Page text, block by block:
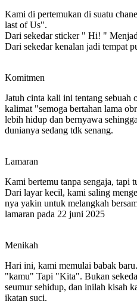
Kami di pertemukan di suatu
last of Us".
Dari sekedar sticker " Hi! "
Dari sekedar kenalan jadi tempat
Komitmen
Jatuh cinta kali ini tentang sebuah
kalimat "semoga bertahan lama
lebih hidup dan bernyawa
dunianya sedang tdk senang.
Lamaran
Kami bertemu tanpa sengaja, tapi
Dari layar kecil, kami saling
nya yakin untuk melangkah
lamaran pada 22 juni 2025
Menikah
Hari ini, kami memulai babak
"kamu" Tapi "Kita". Bukan
seumur sehidup, dan inilah kisah
ikatan suci.